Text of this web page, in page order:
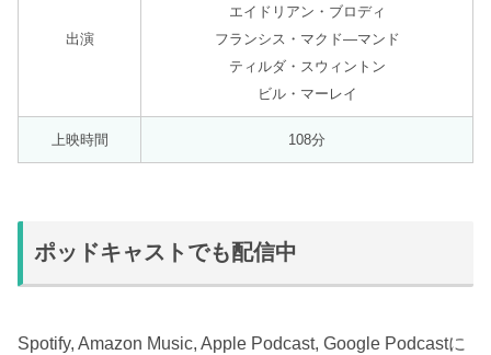
出演
エイドリアン・ブロディ
フランシス・マクド―マンド
ティルダ・スウィントン
ビル・マーレイ
上映時間 108分
ポッドキャストでも配信中
Spotify, Amazon Music, Apple Podcast, Google Podcastに